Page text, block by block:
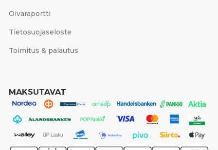
Oivaraportti
Tietosuojaseloste
Toimitus & palautus
MAKSUTAVAT